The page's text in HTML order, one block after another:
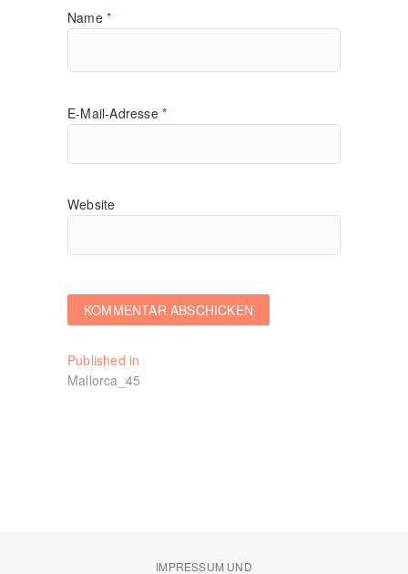
Name *
E-Mail-Adresse *
Website
Beitragsnavigation
Published in
Mallorca_45
IMPRESSUM UND